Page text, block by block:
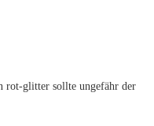
rot-glitter sollte ungefähr der